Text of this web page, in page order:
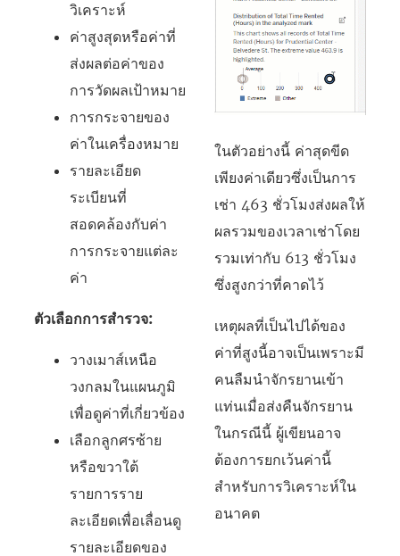
วิเคราะห์
ค่าสูงสุดหรือค่าที่
ส่งผลต่อค่าของ
การวัดผลเป้าหมาย
การกระจายของ
ค่าในเครื่องหมาย
รายละเอียด
ระเบียนที่
สอดคล้องกับค่า
การกระจายแต่ละ
ค่า
ตัวเลือกการสำรวจ:
วางเมาส์เหนือ
วงกลมในแผนภูมิ
เพื่อดูค่าที่เกี่ยวข้อง
เลือกลูกศรซ้าย
หรือขวาใต้
รายการราย
ละเอียดเพื่อเลื่อนดู
รายละเอียดของ
ในตัวอย่างนี้ ค่าสุดขีด
เพียงค่าเดียวซึ่งเป็นการ
เช่า 463 ชั่วโมงส่งผลให้
ผลรวมของเวลาเช่าโดย
รวมเท่ากับ 613 ชั่วโมง
ซึ่งสูงกว่าที่คาดไว้
เหตุผลที่เป็นไปได้ของ
ค่าที่สูงนี้อาจเป็นเพราะมี
คนลืมนำจักรยานเข้า
แท่นเมื่อส่งคืนจักรยาน
ในกรณีนี้ ผู้เขียนอาจ
ต้องการยกเว้นค่านี้
สำหรับการวิเคราะห์ใน
อนาคต